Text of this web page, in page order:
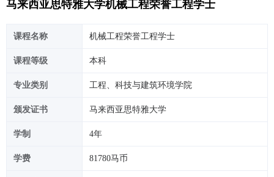
马来西亚思特雅大学机械工程荣誉工程学士
课程名称 机械工程荣誉工程学士
课程等级 本科
专业类别 工程、科技与建筑环境学院
颁发证书 马来西亚思特雅大学
学制 4年
学费 81780马币